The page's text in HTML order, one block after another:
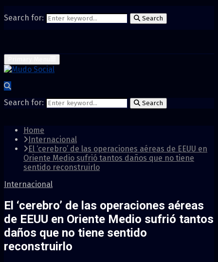
Search for: Search
Search for: Search
Home
Internacional
El ‘cerebro’ de las operaciones aéreas de EEUU en
Oriente Medio sufrió tantos daños que no tiene
sentido reconstruirlo
Internacional
El ‘cerebro’ de las operaciones aéreas
de EEUU en Oriente Medio sufrió tantos
daños que no tiene sentido
reconstruirlo